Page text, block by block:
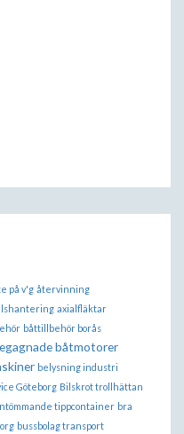
på v'g återvinning
axialfläktar
båttillbehör borås
båtmotorer
belysning industri
Göteborg Bilskrot trollhättan
tippcontainer bra
bussbolag transport